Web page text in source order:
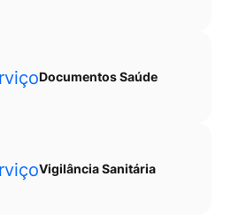
Documentos Saúde
Vigilância Sanitária